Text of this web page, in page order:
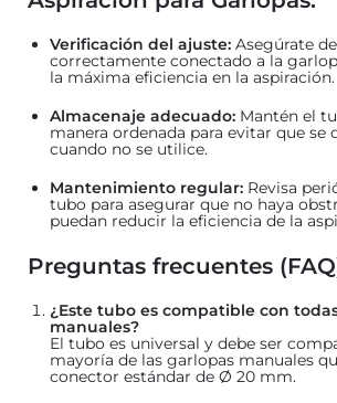
Verificación del ajuste: Asegúrate
correctamente conectado a la
la máxima eficiencia en la aspiración.
Almacenaje adecuado: Mantén el
manera ordenada para evitar que se
cuando no se utilice.
Mantenimiento regular: Revisa
tubo para asegurar que no haya
puedan reducir la eficiencia de la
Preguntas frecuentes
¿Este tubo es compatible con
manuales?
El tubo es universal y debe ser
mayoría de las garlopas manuales
conector estándar de Ø 20 mm.